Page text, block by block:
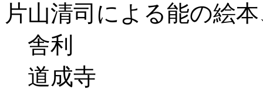
片山清司による能の絵
舎利
道成寺